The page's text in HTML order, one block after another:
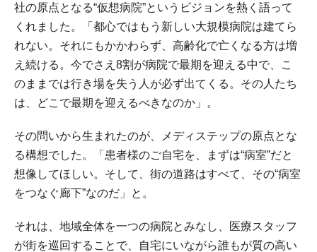
社の原点となる“仮想病院”というビジョンを熱く語って
くれました。「都心ではもう新しい大規模病院は建てら
れない。それにもかかわらず、高齢化で亡くなる方は増
え続ける。今でさえ8割が病院で最期を迎える中で、こ
のままでは行き場を失う人が必ず出てくる。その人たち
は、どこで最期を迎えるべきなのか」。
その問いから生まれたのが、メディステップの原点とな
る構想でした。「患者様のご自宅を、まずは“病室”だと
想像してほしい。そして、街の道路はすべて、その“病室
をつなぐ廊下”なのだ」と。
それは、地域全体を一つの病院とみなし、医療スタッフ
が街を巡回することで、自宅にいながら誰もが質の高い